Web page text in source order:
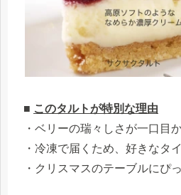
■ このタルトが特別な理由
・ベリーの瑞々しさが一口目
・冷凍で届くため、好きなタ
・クリスマスのテーブルにぴ